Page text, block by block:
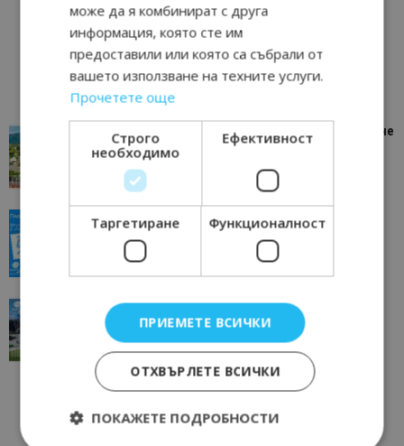
“Пощенска картичка от…”: Петрич – Изживяване
отвъд очакваното
Петрич
“Пощенска картичка от…”: Пловдив, градът на
всички времена
Пловдив 23/06/2026 10:00
“Пощенска картичка от…”: Перник – град на
традициите, културата и вдъхновяващите...
Перник 17/06/2026 09:01
може да я комбинират с друга
информация, която сте им
предоставили или която са събрали от
вашето използване на техните услуги.
Прочетете още
Строго
необходимо
Ефективност
Таргетиране Функционалност
ПРИЕМЕТЕ ВСИЧКИ
ОТХВЪРЛЕТЕ ВСИЧКИ
ПОКАЖЕТЕ ПОДРОБНОСТИ